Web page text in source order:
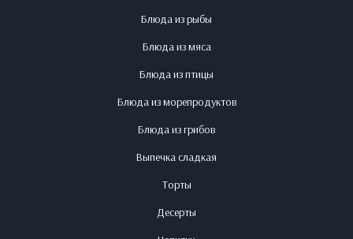
Блюда из рыбы
Блюда из мяса
Блюда из птицы
Блюда из морепродуктов
Блюда из грибов
Выпечка сладкая
Торты
Десерты